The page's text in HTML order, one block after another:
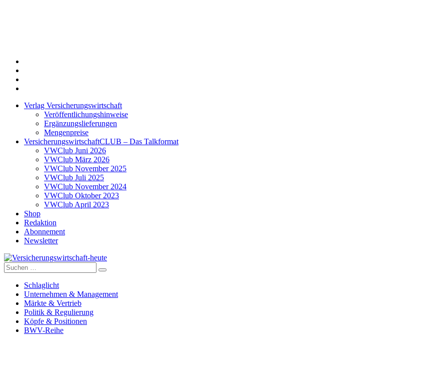
Verlag Versicherungswirtschaft
Veröffentlichungshinweise
Ergänzungslieferungen
Mengenpreise
VersicherungswirtschaftCLUB – Das Talkformat
VWClub Juni 2026
VWClub März 2026
VWClub November 2025
VWClub Juli 2025
VWClub November 2024
VWClub Oktober 2023
VWClub April 2023
Shop
Redaktion
Abonnement
Newsletter
Versicherungswirtschaft-heute
Suche
nach:
Schlaglicht
Unternehmen & Management
Märkte & Vertrieb
Politik & Regulierung
Köpfe & Positionen
BWV-Reihe